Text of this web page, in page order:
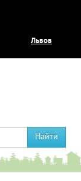
Львов
Найти